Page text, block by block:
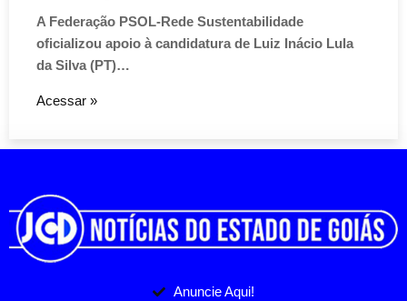
A Federação PSOL-Rede Sustentabilidade
oficializou apoio à candidatura de Luiz Inácio Lula
da Silva (PT)…
Acessar »
Anuncie Aqui!